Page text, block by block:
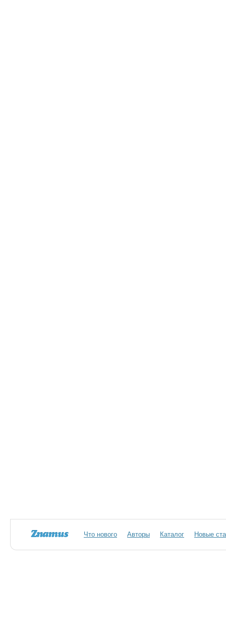
Что нового Авторы Каталог Новые